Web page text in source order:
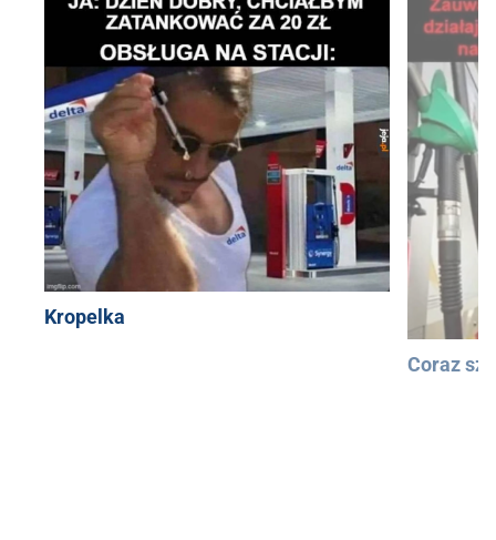
Kropelka
Coraz